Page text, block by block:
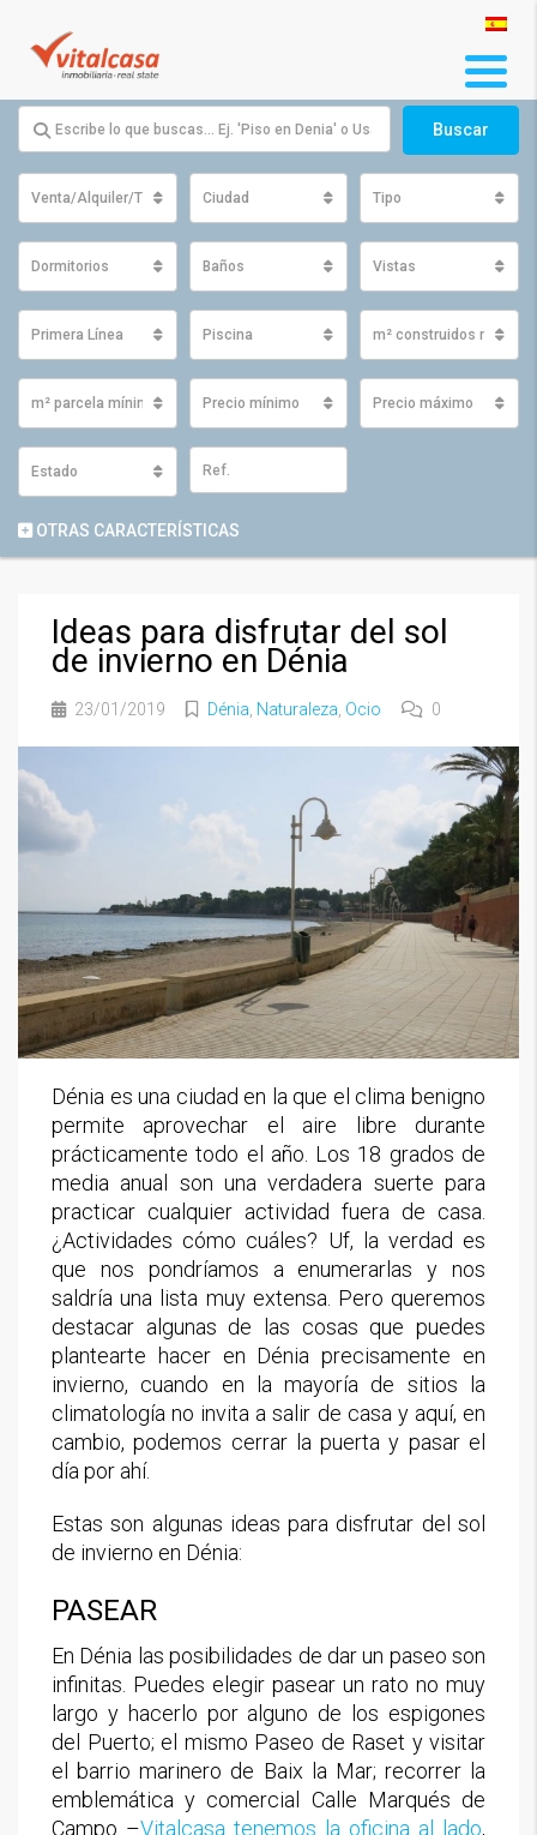
Buscar
Venta/Alquiler/Traspaso Ciudad Tipo
Dormitorios Baños Vistas
Primera Línea Piscina m² construidos
m² parcela mínimos Precio mínimo Precio máximo
Estado
OTRAS CARACTERÍSTICAS
Ideas para disfrutar del sol
de invierno en Dénia
23/01/2019 Dénia Naturaleza Ocio 0
Dénia es una ciudad en la que el clima benigno
permite aprovechar el aire libre durante
prácticamente todo el año. Los 18 grados de
media anual son una verdadera suerte para
practicar cualquier actividad fuera de casa.
¿Actividades cómo cuáles? Uf, la verdad es
que nos pondríamos a enumerarlas y nos
saldría una lista muy extensa. Pero queremos
destacar algunas de las cosas que puedes
plantearte hacer en Dénia precisamente en
invierno, cuando en la mayoría de sitios la
climatología no invita a salir de casa y aquí, en
cambio, podemos cerrar la puerta y pasar el
día por ahí.
Estas son algunas ideas para disfrutar del sol
de invierno en Dénia:
PASEAR
En Dénia las posibilidades de dar un paseo son
infinitas. Puedes elegir pasear un rato no muy
largo y hacerlo por alguno de los espigones
del Puerto; el mismo Paseo de Raset y visitar
el barrio marinero de Baix la Mar; recorrer la
emblemática y comercial Calle Marqués de
Campo –Vitalcasa tenemos la oficina al lado,